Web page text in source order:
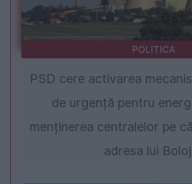
POLITICA
PSD cere activarea
de urgență pentru
menținerea centralelor pe
adresa lui